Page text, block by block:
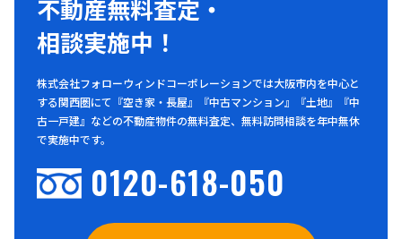
不動産無料査定・
相談実施中！
株式会社フォローウィンドコーポレーションでは大阪市内を中心と
する関西圏にて『空き家・長屋』『中古マンション』『土地』『中
古一戸建』などの不動産物件の無料査定、無料訪問相談を年中無休
で実施中です。
0120-618-050